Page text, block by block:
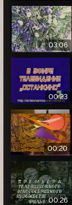
03:06
00:23
00:20
00:26